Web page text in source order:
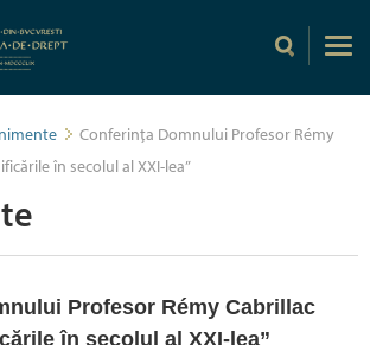
Conferința Domnului Profesor Rémy
în secolul al XXI-lea”
Profesor Rémy Cabrillac
în secolul al XXI-lea”